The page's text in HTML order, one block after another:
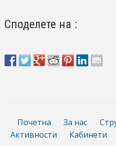
Споделете на :
Почетна За нас
Активности
Кабинети